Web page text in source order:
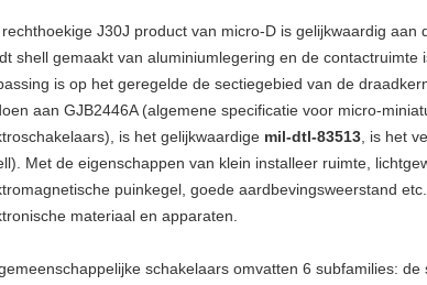
rechthoekige J30J product van micro-D is gelijkwaardig
shell gemaakt van aluminiumlegering en de contactruimte
is op het geregelde de sectiegebied van de
aan GJB2446A (algemene specificatie voor micro-
is het gelijkwaardige mil-dtl-83513 , is het
Met de eigenschappen van klein installeer ruimte,
puinkegel, goede aardbevingsweerstand
materiaal en apparaten.
schakelaars omvatten 6 subfamilies: